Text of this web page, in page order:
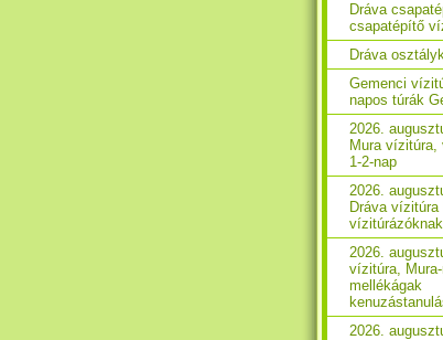
Dráva
csapatépítő
Dráva
Gemenci
napos túrák
2026.
Mura vízitúra,
1-2-nap
2026.
Dráva vízitúra
vízitúrázóknak
2026.
vízitúra,
mellékágak
2026.